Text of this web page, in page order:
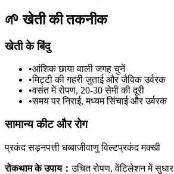
🌱खेती की तकनीक
खेती के बिंदु
•आंशिक छाया वाली जगह चुनें
•मिट्टी की गहरी जुताई और जैविक उर्वरक
•वसंत में रोपण, 20-30 सेमी की दूरी
•समय पर निराई, मध्यम सिंचाई और उर्वरक
सामान्य कीट और रोग
प्रकंद सड़नपत्ती धब्बाजीवाणु विल्टप्रकंद मक्खी
रोकथाम के उपाय：उचित रोपण, वेंटिलेशन में सुधार